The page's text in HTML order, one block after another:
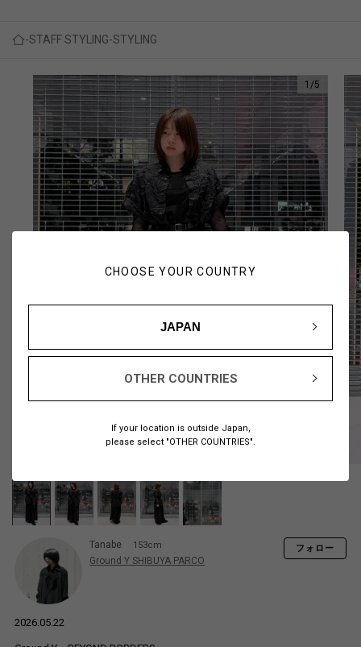
CHOOSE YOUR COUNTRY
JAPAN
OTHER COUNTRIES
If your location is outside Japan,
please select "OTHER COUNTRIES".
STAFF STYLING STYLING
1 /5
Tanabe 153cm
Ground Y SHIBUYA PARCO
フォロー
2026.05.22